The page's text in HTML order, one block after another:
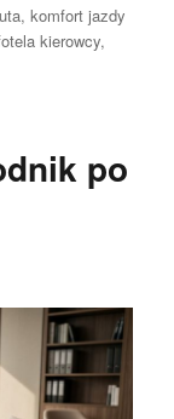
,komfort jazdy
kierowcy,
po